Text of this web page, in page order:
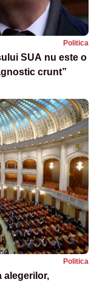
Politica
SUA nu este o
crunt”
Politica
alegerilor,